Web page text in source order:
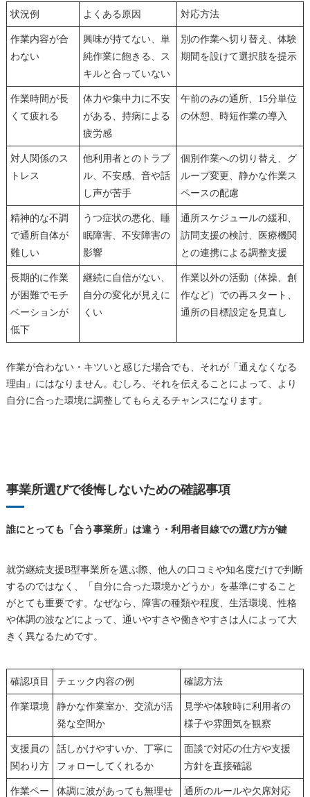
状況例 よくある原因 対応方法
作業内容が合
わない
興味が持てない、単
純作業に飽きる、ス
キルと合っていない
別の作業へ切り替え、体験
期間を設けて選択肢を提示
作業時間が長
くて疲れる
体力や集中力に不安
がある、持病による
疲労感
午前のみの通所、15分単位
の休憩、時短作業の導入
対人関係のス
トレス
他利用者とのトラブ
ル、不安感、音や話
し声が苦手
個別作業への切り替え、グ
ループ変更、静かな作業ス
ペースの配慮
精神的な不調
で通所自体が
難しい
うつ症状の悪化、睡
眠障害、不安障害の
影響
通所スケジュールの緩和、
訪問支援の検討、医療機関
との連携による調整支援
長期的に作業
が困難でモチ
ベーションが
低下
継続に自信がない、
自分の変化が見えに
くい
作業以外の活動（体操、創
作など）での再スタート、
通所の目標設定を見直し
作業が合わない・キツいと感じた場合でも、それが「通えなくなる
理由」にはなりません。むしろ、それを伝えることによって、より
自分に合った環境に調整してもらえるチャンスになります。
事業所選びで後悔しないための確認事項
誰にとっても「合う事業所」は違う・利用者目線での選び方が鍵
就労継続支援B型事業所を選ぶ際、他人の口コミや知名度だけで判断
するのではなく、「自分に合った環境かどうか」を基準にすること
がとても重要です。なぜなら、障害の種類や程度、生活環境、性格
や体調の波などによって、通いやすさや働きやすさは人によって大
きく異なるためです。
確認項目 チェック内容の例 確認方法
作業環境
静かな作業室か、交流が活
発な空間か
見学や体験時に利用者の
様子や雰囲気を観察
支援員の
関わり方
話しかけやすいか、丁寧に
フォローしてくれるか
面談で対応の仕方や支援
方針を直接確認
作業ペー
体調に波があっても無理せ
通所のルールや欠席対応